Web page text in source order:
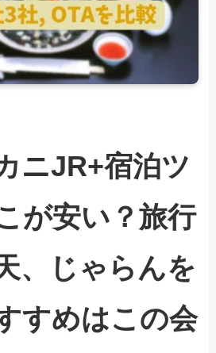
ニJR+宿泊ツ
が安い？旅行
、じゃらんを
すめはこの会